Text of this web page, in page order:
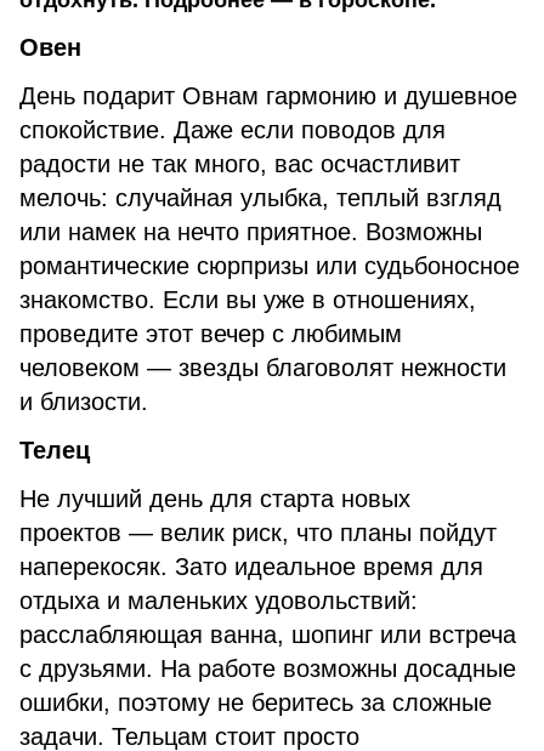
Овен
День подарит Овнам гармонию и душевное
спокойствие. Даже если поводов для
радости не так много, вас осчастливит
мелочь: случайная улыбка, теплый взгляд
или намек на нечто приятное. Возможны
романтические сюрпризы или судьбоносное
знакомство. Если вы уже в отношениях,
проведите этот вечер с любимым
человеком — звезды благоволят нежности
и близости.
Телец
Не лучший день для старта новых
проектов — велик риск, что планы пойдут
наперекосяк. Зато идеальное время для
отдыха и маленьких удовольствий:
расслабляющая ванна, шопинг или встреча
с друзьями. На работе возможны досадные
ошибки, поэтому не беритесь за сложные
задачи. Тельцам стоит просто